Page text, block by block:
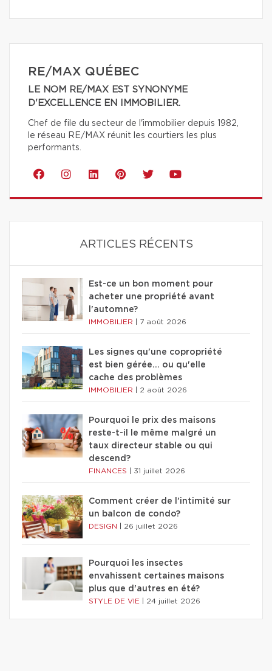
RE/MAX QUÉBEC
LE NOM RE/MAX EST SYNONYME
D'EXCELLENCE EN IMMOBILIER.
Chef de file du secteur de l'immobilier depuis 1982,
le réseau RE/MAX réunit les courtiers les plus
performants.
ARTICLES RÉCENTS
Est-ce un bon moment pour
acheter une propriété avant
l'automne?
IMMOBILIER 7 août 2026
Les signes qu'une copropriété
est bien gérée… ou qu'elle
cache des problèmes
IMMOBILIER 2 août 2026
Pourquoi le prix des maisons
reste-t-il le même malgré un
taux directeur stable ou qui
descend?
FINANCES 31 juillet 2026
Comment créer de l'intimité sur
un balcon de condo?
DESIGN 26 juillet 2026
Pourquoi les insectes
envahissent certaines maisons
plus que d'autres en été?
STYLE DE VIE 24 juillet 2026